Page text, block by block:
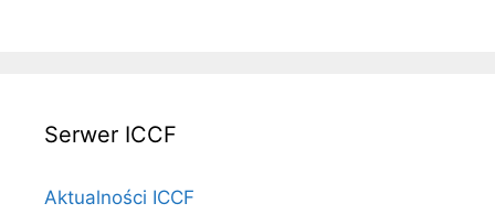
Serwer ICCF
Aktualności ICCF